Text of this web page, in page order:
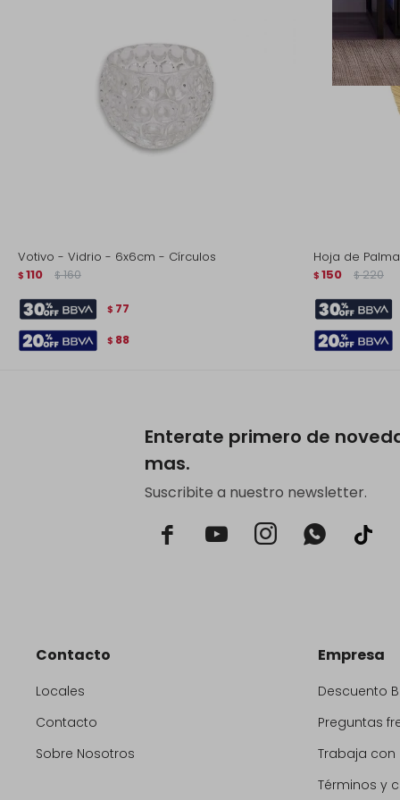
Votivo - Vidrio - 6x6cm - Círculos
$ 110 $ 160
$ 77
$ 88
Hoja de
$ 150 $ 220
Enterate primero de
mas.
Suscribite a nuestro newsletter.
  
Contacto
Locales
Contacto
Sobre Nosotros
Empresa
Descuento
Preguntas
Trabaja
Términos y